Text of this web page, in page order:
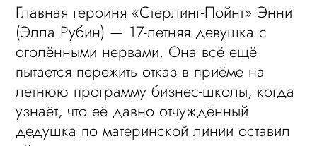
Главная героиня «Стерлинг-Пойнт» Энни
(Элла Рубин) — 17-летняя девушка с
оголёнными нервами. Она всё ещё
пытается пережить отказ в приёме на
летнюю программу бизнес-школы, когда
узнаёт, что её давно отчуждённый
дедушка по материнской линии оставил